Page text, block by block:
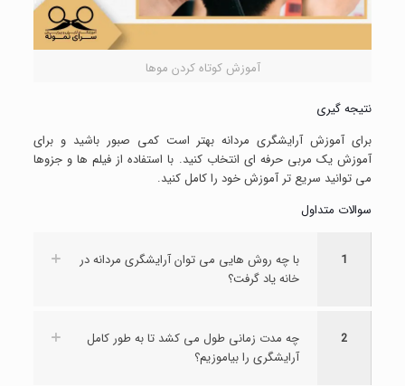
آموزش کوتاه کردن موها
نتیجه گیری
برای آموزش آرایشگری مردانه بهتر است کمی صبور باشید و برای
آموزش یک مربی حرفه ای انتخاب کنید. با استفاده از فیلم ها و جزوها
می توانید سریع تر آموزش خود را کامل کنید.
سوالات متداول
1
با چه روش هایی می توان آرایشگری مردانه در
خانه یاد گرفت؟
2
چه مدت زمانی طول می کشد تا به طور کامل
آرایشگری را بیاموزیم؟